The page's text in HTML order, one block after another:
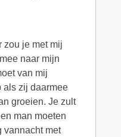
zou je met mij
naar mijn
van mij
als zij daarmee
groeien. Je zult
man moeten
vannacht met